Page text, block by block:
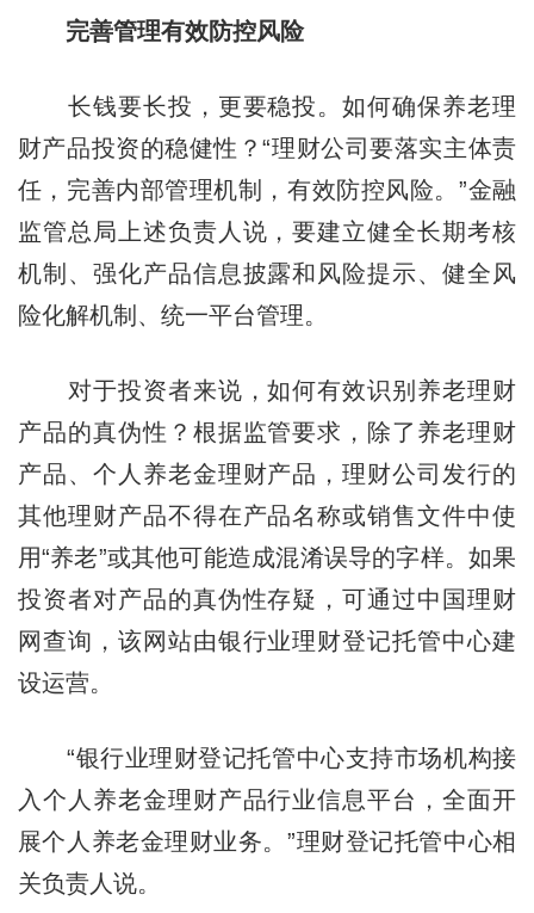
完善管理有效防控风险
长钱要长投，更要稳投。如何确保养老理
财产品投资的稳健性？“理财公司要落实主体责
任，完善内部管理机制，有效防控风险。”金融
监管总局上述负责人说，要建立健全长期考核
机制、强化产品信息披露和风险提示、健全风
险化解机制、统一平台管理。
对于投资者来说，如何有效识别养老理财
产品的真伪性？根据监管要求，除了养老理财
产品、个人养老金理财产品，理财公司发行的
其他理财产品不得在产品名称或销售文件中使
用“养老”或其他可能造成混淆误导的字样。如果
投资者对产品的真伪性存疑，可通过中国理财
网查询，该网站由银行业理财登记托管中心建
设运营。
“银行业理财登记托管中心支持市场机构接
入个人养老金理财产品行业信息平台，全面开
展个人养老金理财业务。”理财登记托管中心相
关负责人说。